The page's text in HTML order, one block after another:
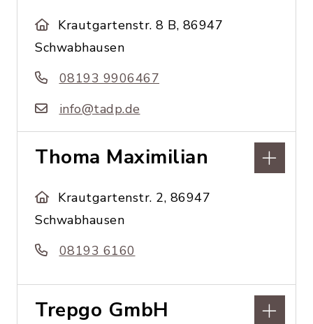
Krautgartenstr. 8 B, 86947
Schwabhausen
08193 9906467
info@tadp.de
Thoma Maximilian
Krautgartenstr. 2, 86947
Schwabhausen
08193 6160
Trepgo GmbH